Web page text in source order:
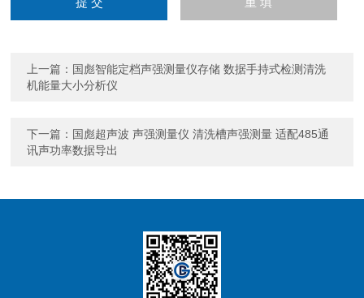
上一篇： 国彪智能定档声强测量仪存储 数据手持式检测清洗
机能量大小分析仪
下一篇： 国彪超声波 声强测量仪 清洗槽声强测量 适配485通
讯声功率数据导出